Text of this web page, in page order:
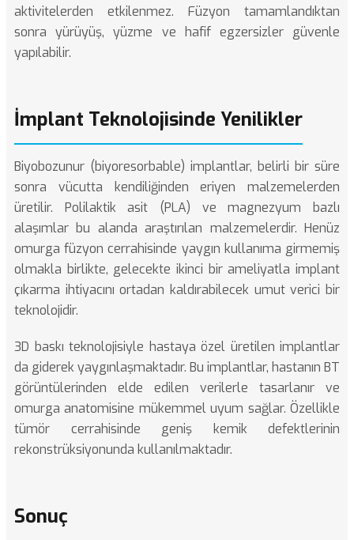
aktivitelerden etkilenmez. Füzyon tamamlandıktan
sonra yürüyüş, yüzme ve hafif egzersizler güvenle
yapılabilir.
İmplant Teknolojisinde Yenilikler
Biyobozunur (biyoresorbable) implantlar, belirli bir süre
sonra vücutta kendiliğinden eriyen malzemelerden
üretilir. Polilaktik asit (PLA) ve magnezyum bazlı
alaşımlar bu alanda araştırılan malzemelerdir. Henüz
omurga füzyon cerrahisinde yaygın kullanıma girmemiş
olmakla birlikte, gelecekte ikinci bir ameliyatla implant
çıkarma ihtiyacını ortadan kaldırabilecek umut verici bir
teknolojidir.
3D baskı teknolojisiyle hastaya özel üretilen implantlar
da giderek yaygınlaşmaktadır. Bu implantlar, hastanın BT
görüntülerinden elde edilen verilerle tasarlanır ve
omurga anatomisine mükemmel uyum sağlar. Özellikle
tümör cerrahisinde geniş kemik defektlerinin
rekonstrüksiyonunda kullanılmaktadır.
Sonuç